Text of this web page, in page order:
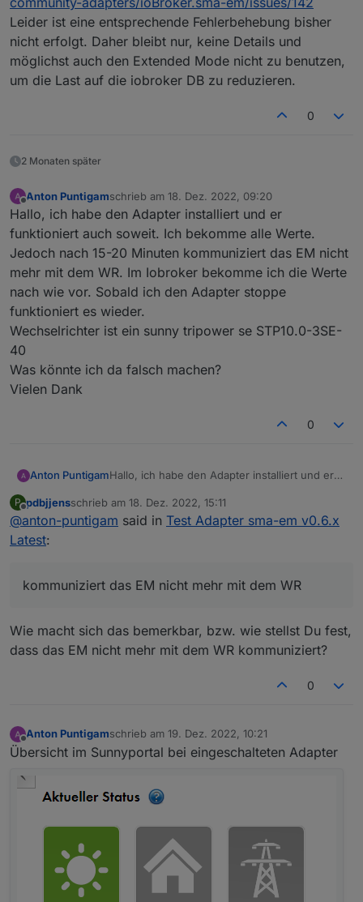
ressourcenhungrig ist.
sma-em.0.3011949685.pregard
modbus.0.inputRegisters.30865_Leistung_Bezug
sma-em.0.3011949685.pregardcounter
modbus.0.inputRegisters.30581_Zählerstand_Bezugs
sma-em.0.3011949685.psurplus
0_userdata.0.Haus.Strom.Gesamtverbrauch_aktuell
sezähler
Leider ist eine entsprechende Fehlerbehebung bisher
nicht erfolgt. Daher bleibt nur, keine Details und
möglichst auch den Extended Mode nicht zu benutzen,
um die Last auf die iobroker DB zu reduzieren.
0
2 Monaten später
Offline
Anton Puntigamschrieb am 18. Dez. 2022, 09:20
zuletzt editiert von
Hallo, ich habe den Adapter installiert und er
funktioniert auch soweit. Ich bekomme alle Werte.
Jedoch nach 15-20 Minuten kommuniziert das EM nicht
mehr mit dem WR. Im Iobroker bekomme ich die Werte
nach wie vor. Sobald ich den Adapter stoppe
funktioniert es wieder.
Wechselrichter ist ein sunny tripower se STP10.0-3SE-
40
Was könnte ich da falsch machen?
Vielen Dank
0
Anton PuntigamHallo, ich habe den Adapter installiert und er
Werte. Jedoch nach 15-20 Minuten
kommuniziert das EM nicht mehr mit dem WR.
Wechselrichter ist ein sunny tripower se
Vielen Dank
P
Offline
pdbjjensschrieb am 18. Dez. 2022, 15:11
zuletzt editiert von
@anton-puntigam said in Test Adapter sma-em v0.6.x
Latest:
kommuniziert das EM nicht mehr mit dem WR
Wie macht sich das bemerkbar, bzw. wie stellst Du fest,
dass das EM nicht mehr mit dem WR kommuniziert?
0
Offline
Anton Puntigamschrieb am 19. Dez. 2022, 10:21
zuletzt editiert von
Übersicht im Sunnyportal bei eingeschalteten Adapter